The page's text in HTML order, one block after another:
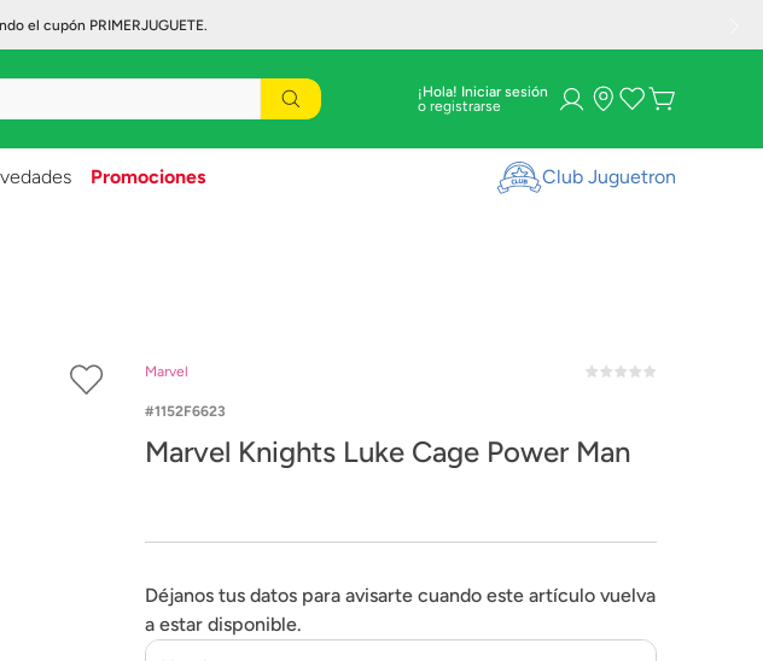
el cupón PRIMERJUGUETE.
¡Hola! Iniciar sesión
Promociones Club Juguetron
Marvel
1152F6623
Marvel Knights Luke Cage Power Man
Déjanos tus datos para avisarte cuando este artículo vuelva
a estar disponible.